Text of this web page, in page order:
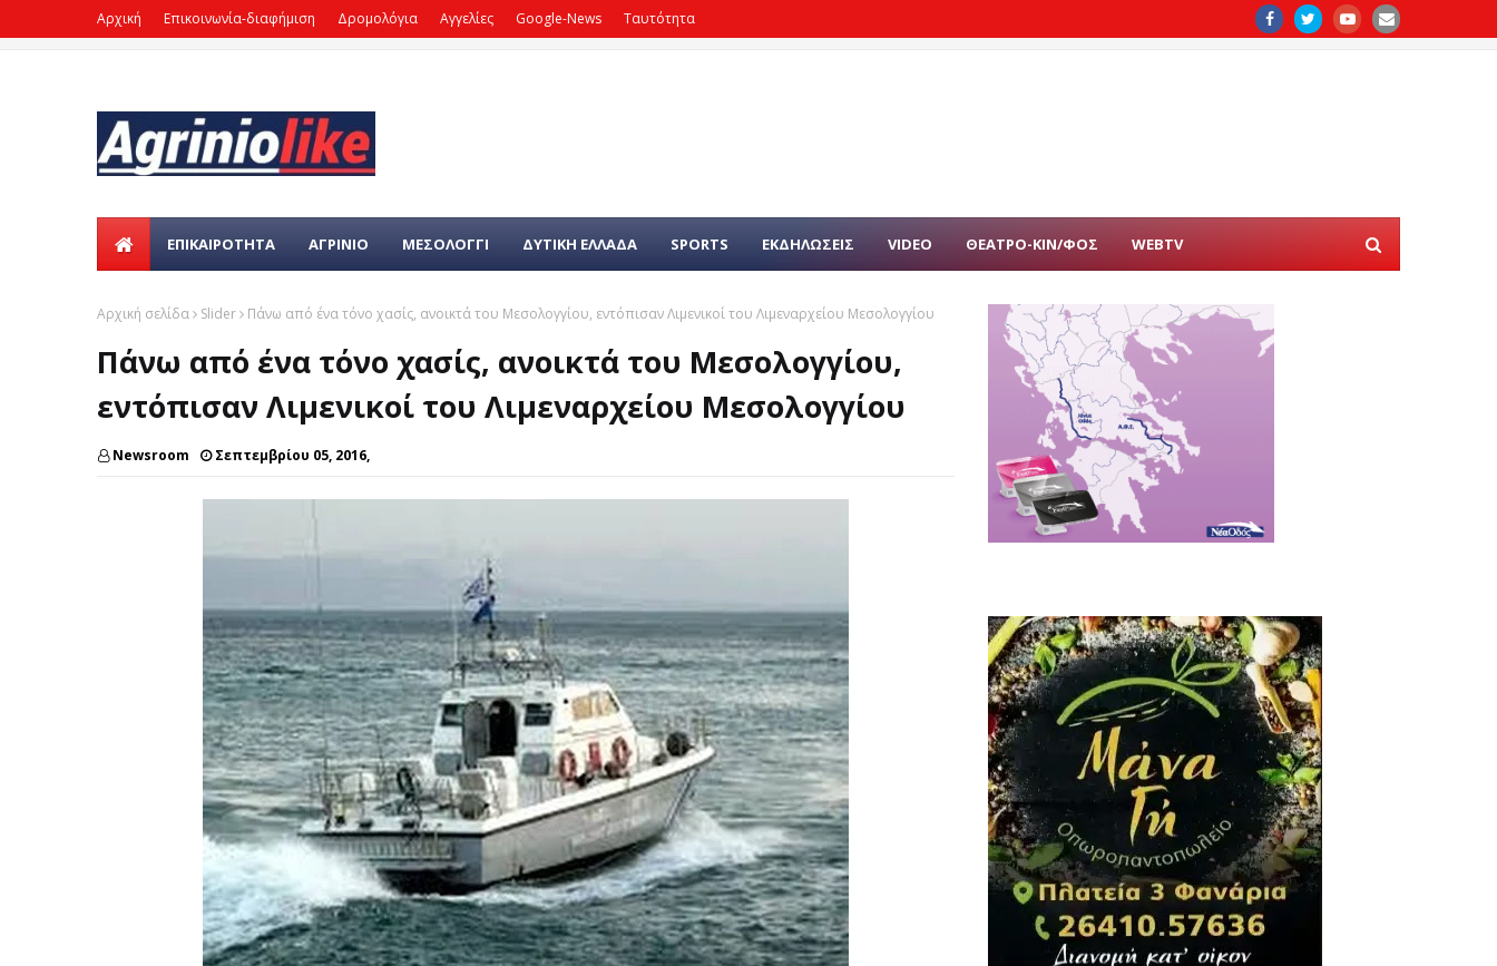
Αρχική Επικοινωνία-διαφήμιση Δρομολόγια Αγγελίες Google-News Ταυτότητα
ΕΠΙΚΑΙΡΌΤΗΤΑ ΑΓΡΙΝΙΟ ΜΕΣΟΛΟΓΓΙ ΔΥΤΙΚΗ ΕΛΛΑΔΑ SPORTS ΕΚΔΗΛΩΣΕΙΣ VIDEO ΘΕΑΤΡΟ-ΚΙΝ/ΦΟΣ WEBTV
Αρχική σελίδα Slider Πάνω από ένα τόνο χασίς, ανοικτά του Μεσολογγίου, εντόπισαν Λιμενικοί του Λιμεναρχείου Μεσολογγίου
Πάνω από ένα τόνο χασίς, ανοικτά του Μεσολογγίου,
εντόπισαν Λιμενικοί του Λιμεναρχείου Μεσολογγίου
Newsroom Σεπτεμβρίου 05, 2016,